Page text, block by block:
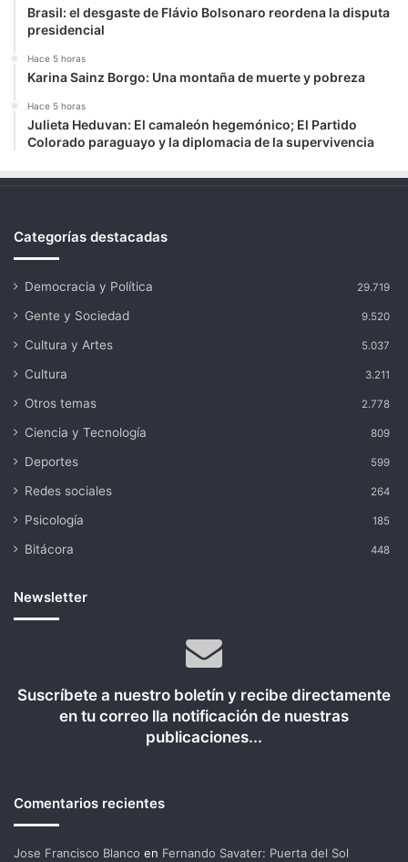
Brasil: el desgaste de Flávio Bolsonaro reordena la disputa
presidencial
Hace 5 horas
Karina Sainz Borgo: Una montaña de muerte y pobreza
Hace 5 horas
Julieta Heduvan: El camaleón hegemónico; El Partido
Colorado paraguayo y la diplomacia de la supervivencia
Categorías destacadas
Democracia y Política 29.719
Gente y Sociedad 9.520
Cultura y Artes 5.037
Cultura 3.211
Otros temas 2.778
Ciencia y Tecnología 809
Deportes 599
Redes sociales 264
Psicología 185
Bitácora 448
Newsletter
Suscríbete a nuestro boletín y recibe directamente
en tu correo lla notificación de nuestras
publicaciones...
Comentarios recientes
Jose Francisco Blanco en Fernando Savater: Puerta del Sol